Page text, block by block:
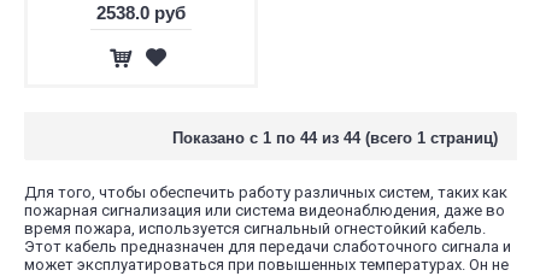
2538.0 руб
Показано с 1 по 44 из 44 (всего 1 страниц)
Для того, чтобы обеспечить работу различных систем, таких как
пожарная сигнализация или система видеонаблюдения, даже во
время пожара, используется сигнальный огнестойкий кабель.
Этот кабель предназначен для передачи слаботочного сигнала и
может эксплуатироваться при повышенных температурах. Он не